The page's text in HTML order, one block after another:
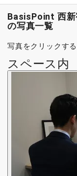
BasisPoint 西新
の写真一覧
写真をクリックす
スペース内